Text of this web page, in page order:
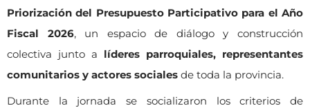
Priorización del Presupuesto Participativo para el Año
Fiscal 2026, un espacio de diálogo y construcción
colectiva junto a
líderes parroquiales, representantes
comunitarios y actores sociales de toda la provincia.
Durante la jornada se socializaron los criterios de